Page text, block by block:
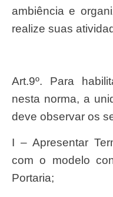
ambiência e
realize suas
Art.9º. Para habilitação do serviço disposto
nesta norma, a
deve observar os
I – Apresentar Termo de Adesão, de acordo
com o modelo
Portaria;